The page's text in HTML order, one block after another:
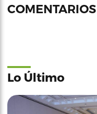
COMENTARIOS
Lo Último